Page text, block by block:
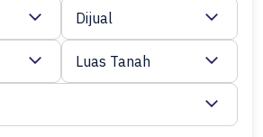
Dijual
Luas Tanah